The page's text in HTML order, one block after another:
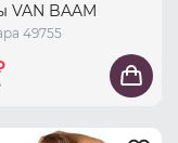
VAN BAAM
49755